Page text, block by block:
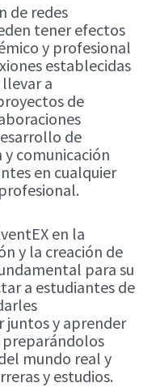
de redes
tener efectos
y profesional
establecidas
a
de
de
comunicación
en cualquier
en la
y la creación de
para su
a estudiantes de
juntos y aprender
preparándolos
mundo real y
y estudios.